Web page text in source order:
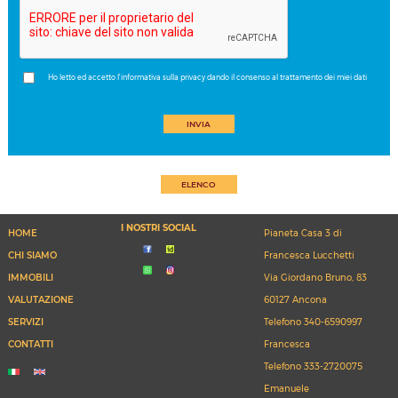
Ho letto ed accetto l'informativa sulla privacy dando il consenso al trattamento dei miei dati
INVIA
ELENCO
HOME
CHI SIAMO
IMMOBILI
VALUTAZIONE
SERVIZI
CONTATTI
I NOSTRI SOCIAL
Pianeta Casa 3 di
Francesca Lucchetti
Via Giordano Bruno, 83
60127 Ancona
Telefono340-6590997
Francesca
Telefono333-2720075
Emanuele